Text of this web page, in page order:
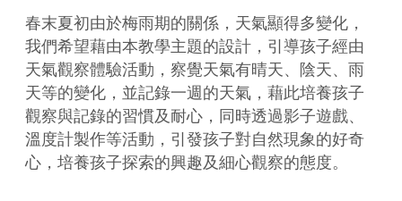
春末夏初由於梅雨期的關係，天氣顯得多變化，
我們希望藉由本教學主題的設計，引導孩子經由
天氣觀察體驗活動，察覺天氣有晴天、陰天、雨
天等的變化，並記錄一週的天氣，藉此培養孩子
觀察與記錄的習慣及耐心，同時透過影子遊戲、
溫度計製作等活動，引發孩子對自然現象的好奇
心，培養孩子探索的興趣及細心觀察的態度。